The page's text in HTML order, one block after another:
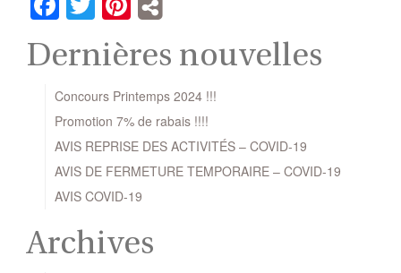
Dernières nouvelles
Concours Printemps 2024 !!!
Promotion 7% de rabais !!!!
AVIS REPRISE DES ACTIVITÉS – COVID-19
AVIS DE FERMETURE TEMPORAIRE – COVID-19
AVIS COVID-19
Archives